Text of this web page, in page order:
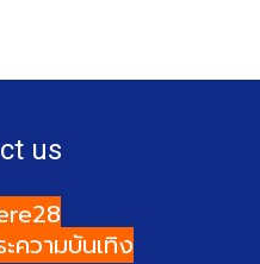
us
ความบันเทิง